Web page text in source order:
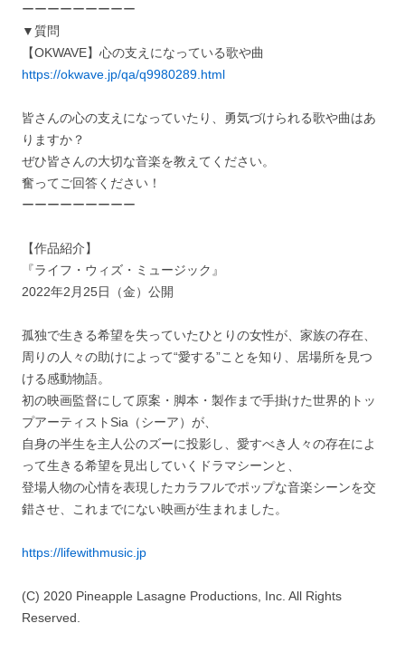
ーーーーーーーーー
▼質問
【OKWAVE】心の支えになっている歌や曲
https://okwave.jp/qa/q9980289.html
皆さんの心の支えになっていたり、勇気づけられる歌や曲はあ
りますか？
ぜひ皆さんの大切な音楽を教えてください。
奮ってご回答ください！
ーーーーーーーーー
【作品紹介】
『ライフ・ウィズ・ミュージック』
2022年2月25日（金）公開
孤独で生きる希望を失っていたひとりの女性が、家族の存在、
周りの人々の助けによって“愛する”ことを知り、居場所を見つ
ける感動物語。
初の映画監督にして原案・脚本・製作まで手掛けた世界的トッ
プアーティストSia（シーア）が、
自身の半生を主人公のズーに投影し、愛すべき人々の存在によ
って生きる希望を見出していくドラマシーンと、
登場人物の心情を表現したカラフルでポップな音楽シーンを交
錯させ、これまでにない映画が生まれました。
https://lifewithmusic.jp
(C) 2020 Pineapple Lasagne Productions, Inc. All Rights
Reserved.